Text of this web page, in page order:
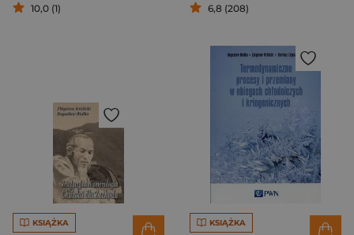
10,0 (1) 6,8 (208)
KSIĄŻKA KSIĄŻKA